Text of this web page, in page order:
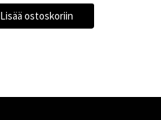
Lisää ostoskoriin